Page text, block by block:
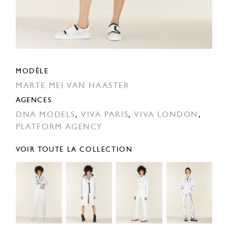
MODÈLE
MARTE MEI VAN HAASTER
AGENCES
DNA MODELS,VIVA PARIS,VIVA LONDON,
PLATFORM AGENCY
VOIR TOUTE LA COLLECTION